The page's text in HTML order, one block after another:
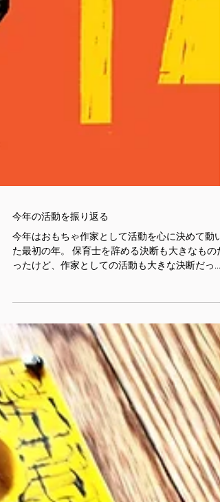
今年の活動を振り返る
今年はおもちゃ作家として活動を心に決めて動い
ったけど、作家としての活動も大きな決断だっ
作った。 誰が見てる、見てないとかそういう意味
合いではなく、...